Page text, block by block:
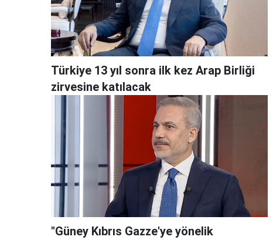
Türkiye 13 yıl sonra ilk kez Arap Birliği
zirvesine katılacak
"Güney Kıbrıs Gazze'ye yönelik